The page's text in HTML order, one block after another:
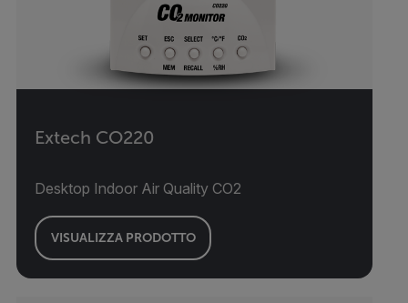
Extech CO220
Desktop Indoor Air Quality CO2
VISUALIZZA PRODOTTO